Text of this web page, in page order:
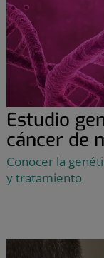
Estudio
cáncer de
Conocer la
y tratamiento